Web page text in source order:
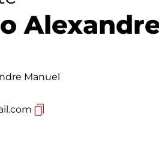
Cinema e Artes dos Media